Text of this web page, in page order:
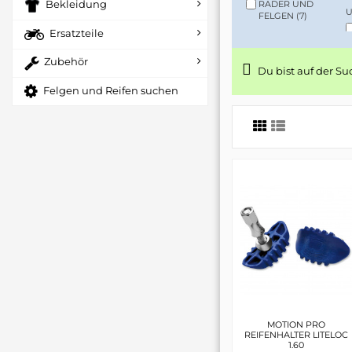
Bekleidung
Ersatzteile
Zubehör
Felgen und Reifen suchen
RÄDER UND
FELGEN (7)
Du bist auf der
MOTION PRO
REIFENHALTER LITELOC
1.60